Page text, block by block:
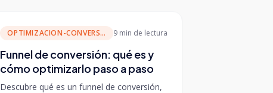
OPTIMIZACION-CONVERSION 9 min de lectura
Funnel de conversión: qué es y
cómo optimizarlo paso a paso
Descubre qué es un funnel de conversión,